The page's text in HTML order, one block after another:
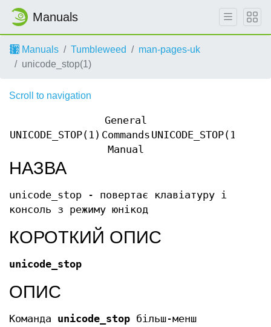
Manuals
Manuals Tumbleweed
man-pages-uk
unicode_stop(1)
Scroll to navigation
UNICODE_STOP(1)
General
Commands
Manual
UNICODE_STOP(1)
НАЗВА
unicode_stop - повертає клавіатуру і
консоль з режиму юнікод
КОРОТКИЙ ОПИС
unicode_stop
ОПИС
Команда unicode_stop більш-менш